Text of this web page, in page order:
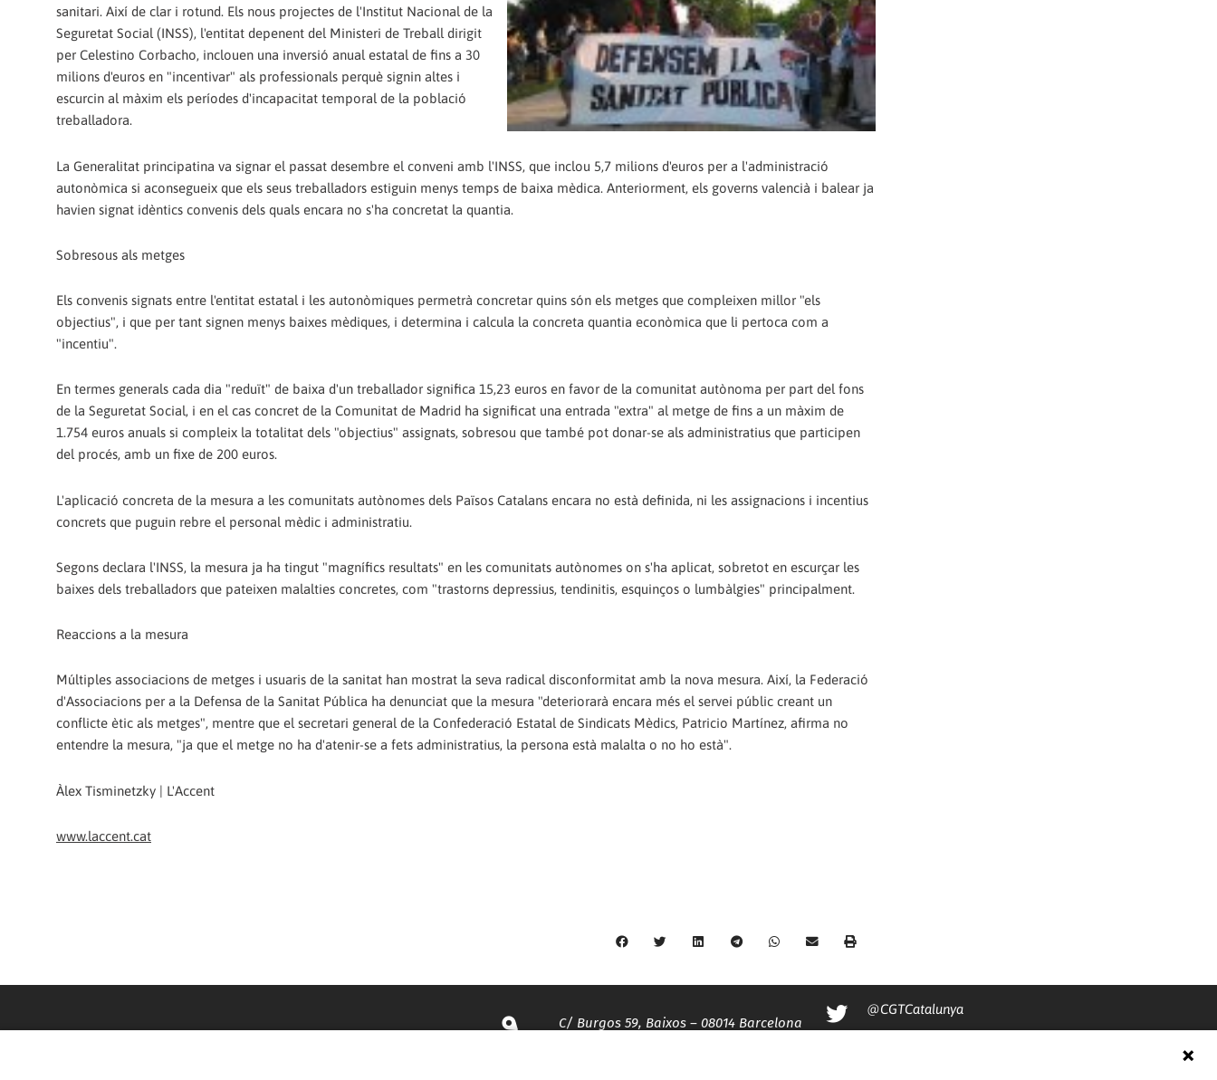
sanitari. Així de clar i rotund. Els nous projectes de l'Institut Nacional de la
Seguretat Social (INSS), l'entitat depenent del Ministeri de Treball dirigit
per Celestino Corbacho, inclouen una inversió anual estatal de fins a 30
milions d'euros en "incentivar" als professionals perquè signin altes i
escurcin al màxim els períodes d'incapacitat temporal de la població
treballadora.
La Generalitat principatina va signar el passat desembre el conveni amb l'INSS, que inclou 5,7 milions d'euros per a l'administració
autonòmica si aconsegueix que els seus treballadors estiguin menys temps de baixa mèdica. Anteriorment, els governs valencià i balear ja
havien signat idèntics convenis dels quals encara no s'ha concretat la quantia.
Sobresous als metges
Els convenis signats entre l'entitat estatal i les autonòmiques permetrà concretar quins són els metges que compleixen millor "els
objectius", i que per tant signen menys baixes mèdiques, i determina i calcula la concreta quantia econòmica que li pertoca com a
"incentiu".
En termes generals cada dia "reduït" de baixa d'un treballador significa 15,23 euros en favor de la comunitat autònoma per part del fons
de la Seguretat Social, i en el cas concret de la Comunitat de Madrid ha significat una entrada "extra" al metge de fins a un màxim de
1.754 euros anuals si compleix la totalitat dels "objectius" assignats, sobresou que també pot donar-se als administratius que participen
del procés, amb un fixe de 200 euros.
L'aplicació concreta de la mesura a les comunitats autònomes dels Països Catalans encara no està definida, ni les assignacions i incentius
concrets que puguin rebre el personal mèdic i administratiu.
Segons declara l'INSS, la mesura ja ha tingut "magnífics resultats" en les comunitats autònomes on s'ha aplicat, sobretot en escurçar les
baixes dels treballadors que pateixen malalties concretes, com "trastorns depressius, tendinitis, esquinços o lumbàlgies" principalment.
Reaccions a la mesura
Múltiples associacions de metges i usuaris de la sanitat han mostrat la seva radical disconformitat amb la nova mesura. Així, la Federació
d'Associacions per a la Defensa de la Sanitat Pública ha denunciat que la mesura "deteriorarà encara més el servei públic creant un
conflicte ètic als metges", mentre que el secretari general de la Confederació Estatal de Sindicats Mèdics, Patricio Martínez, afirma no
entendre la mesura, "ja que el metge no ha d'atenir-se a fets administratius, la persona està malalta o no ho està".
Àlex Tisminetzky | L'Accent
www.laccent.cat
C/ Burgos 59, Baixos – 08014 Barcelona
@CGTCatalunya